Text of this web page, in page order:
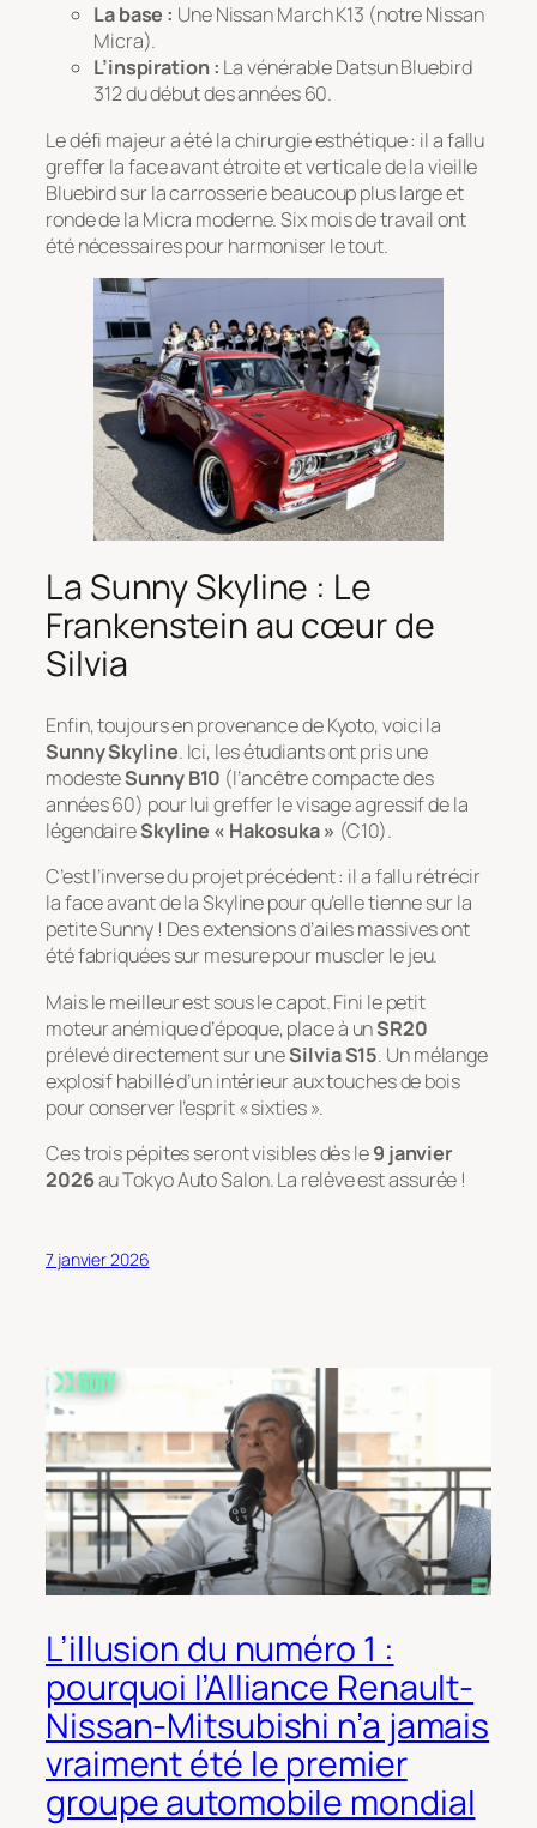
La base : Une Nissan March K13 (notre Nissan
Micra).
L’inspiration : La vénérable Datsun Bluebird
312 du début des années 60.
Le défi majeur a été la chirurgie esthétique : il a fallu
greffer la face avant étroite et verticale de la vieille
Bluebird sur la carrosserie beaucoup plus large et
ronde de la Micra moderne. Six mois de travail ont
été nécessaires pour harmoniser le tout.
La Sunny Skyline : Le
Frankenstein au cœur de
Silvia
Enfin, toujours en provenance de Kyoto, voici la
Sunny Skyline. Ici, les étudiants ont pris une
modesteSunny B10 (l’ancêtre compacte des
années 60) pour lui greffer le visage agressif de la
légendaireSkyline « Hakosuka » (C10).
C’est l’inverse du projet précédent : il a fallu rétrécir
la face avant de la Skyline pour qu’elle tienne sur la
petite Sunny ! Des extensions d’ailes massives ont
été fabriquées sur mesure pour muscler le jeu.
Mais le meilleur est sous le capot. Fini le petit
moteur anémique d’époque, place à unSR20
prélevé directement sur uneSilvia S15. Un mélange
explosif habillé d’un intérieur aux touches de bois
pour conserver l’esprit « sixties ».
Ces trois pépites seront visibles dès le9 janvier
2026au Tokyo Auto Salon. La relève est assurée !
7 janvier 2026
L’illusion du numéro 1 :
pourquoi l’Alliance Renault-
Nissan-Mitsubishi n’a jamais
vraiment été le premier
groupe automobile mondial